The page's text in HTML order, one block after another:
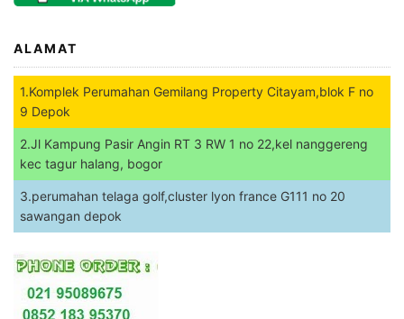
ALAMAT
1.Komplek Perumahan Gemilang Property Citayam,blok F no
9 Depok
2.Jl Kampung Pasir Angin RT 3 RW 1 no 22,kel nanggereng
kec tagur halang, bogor
3.perumahan telaga golf,cluster lyon france G111 no 20
sawangan depok